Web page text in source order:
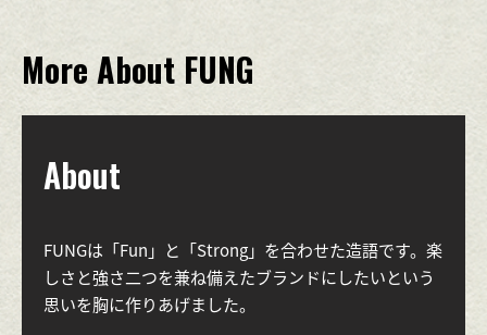
More About FUNG
About
FUNGは「Fun」と「Strong」を合わせた造語です。楽
しさと強さ二つを兼ね備えたブランドにしたいという
思いを胸に作りあげました。